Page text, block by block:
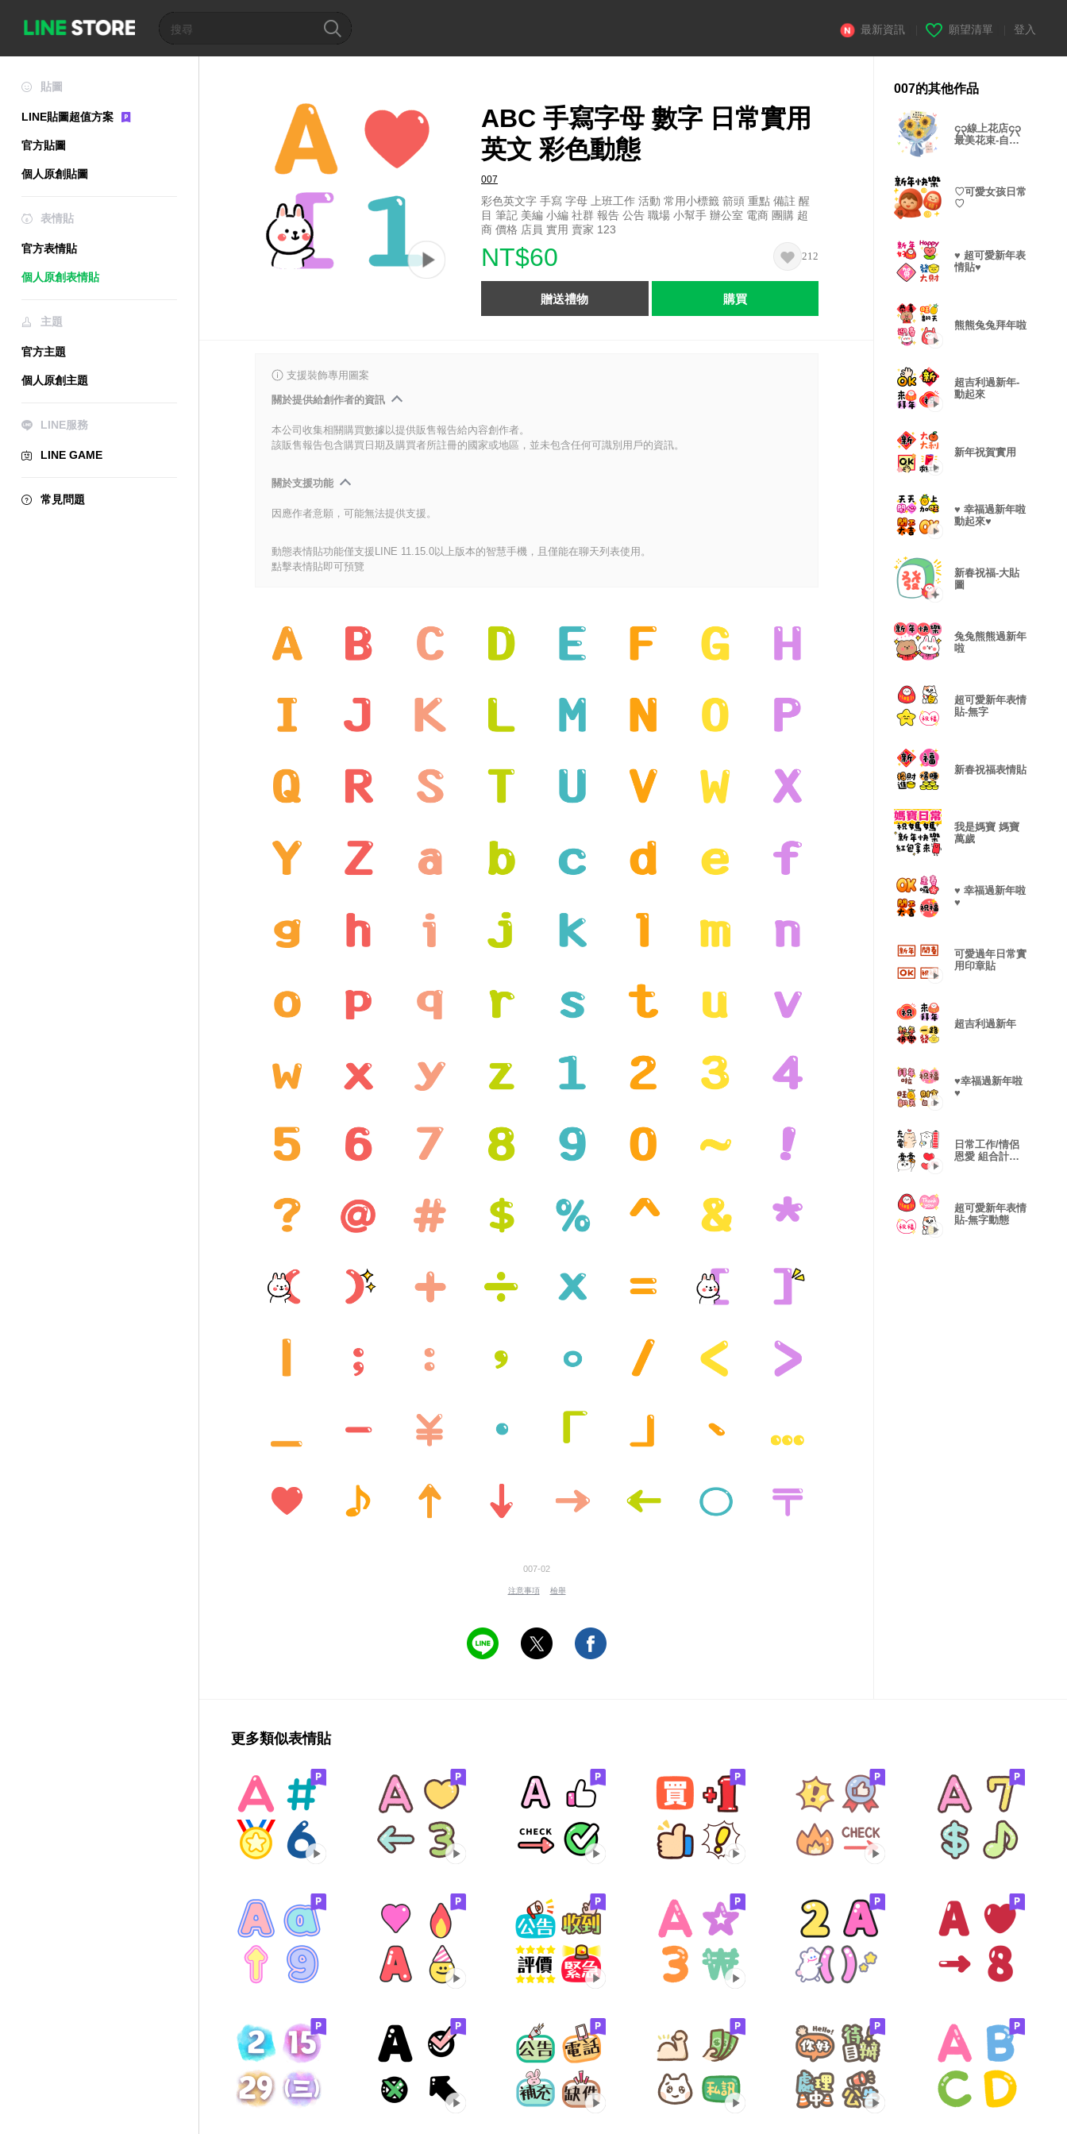
最新資訊 願望清單 登入
貼圖
LINE貼圖超值方案
官方貼圖
個人原創貼圖
表情貼
官方表情貼
個人原創表情貼
主題
官方主題
個人原創主題
LINE服務
LINE GAME
常見問題
ABC 手寫字母 數字 日常實用
英文 彩色動態
007
彩色英文字 手寫 字母 上班工作 活動 常用小標籤 箭頭 重點 備註 醒
目 筆記 美編 小編 社群 報告 公告 職場 小幫手 辦公室 電商 團購 超
商 價格 店員 實用 賣家 123
NT$60 212
贈送禮物 購買
支援裝飾專用圖案
關於提供給創作者的資訊
本公司收集相關購買數據以提供販售報告給內容創作者。
該販售報告包含購買日期及購買者所註冊的國家或地區，並未包含任何可識別用戶的資訊。
關於支援功能
因應作者意願，可能無法提供支援。
動態表情貼功能僅支援LINE 11.15.0以上版本的智慧手機，且僅能在聊天列表使用。
點擊表情貼即可預覽
007-02
注意事項 檢舉
007的其他作品
၄၃線上花店၄၃
最美花束-自己
♡可愛女孩日常
♡
♥ 超可愛新年表
情貼♥
熊熊兔兔拜年啦
超吉利過新年-
動起來
新年祝賀實用
♥ 幸福過新年啦
動起來♥
新春祝福-大貼
圖
兔兔熊熊過新年
啦
超可愛新年表情
貼-無字
新春祝福表情貼
我是媽寶 媽寶
萬歲
♥ 幸福過新年啦
♥
可愛過年日常實
用印章貼
超吉利過新年
♥幸福過新年啦
♥
日常工作/情侶
恩愛 組合計一
超可愛新年表情
貼-無字動態
更多類似表情貼